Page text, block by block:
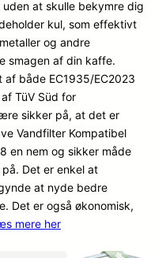
at skulle bekymre dig
kul, som effektivt
og andre
smagen af ​​din kaffe.
både EC1935/EC2023
TüV Süd for
sikker på, at det er
Vandfilter Kompatibel
en nem og sikker måde
Det er enkel at
at nyde bedre
Det er også økonomisk,
mere her